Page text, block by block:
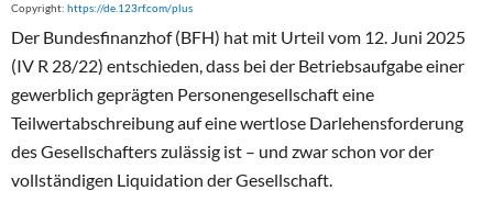
Copyright: https://de.123rf.com/plus
Der Bundesfinanzhof (BFH) hat mit Urteil vom 12. Juni 2025
(IV R 28/22) entschieden, dass bei der Betriebsaufgabe einer
gewerblich geprägten Personengesellschaft eine
Teilwertabschreibung auf eine wertlose Darlehensforderung
des Gesellschafters zulässig ist – und zwar schon vor der
vollständigen Liquidation der Gesellschaft.